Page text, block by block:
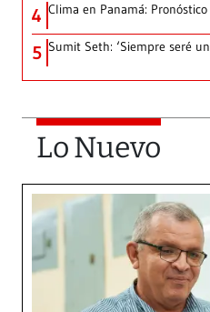
4 Clima en Panamá:
5 Sumit Seth: ‘Siempre seré
Lo Nuevo